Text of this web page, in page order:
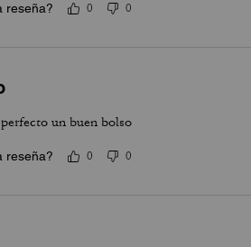
reseña? 0 0
un buen bolso
reseña? 0 0